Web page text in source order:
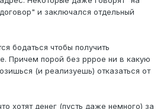
и заключался отдельный
бодаться чтобы получить
Причем порой без pppoe ни в какую
(и реализуешь) отказаться от
хотят денег (пусть даже немного) за